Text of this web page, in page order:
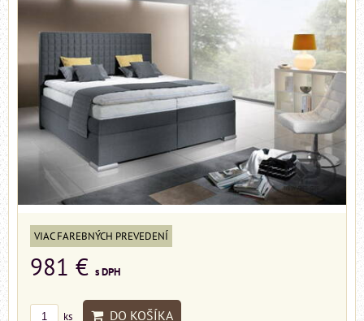
VIAC FAREBNÝCH PREVEDENÍ
981 € s DPH
ks DO KOŠÍKA